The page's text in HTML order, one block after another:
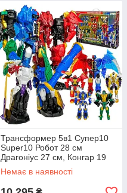
Трансформер 5в1 Супер10
Super10 Робот 28 см
Драгоніус 27 см, Конгар 19
см, Вайтхорн 19 см Ректор 19
см Тиранус 20 см
Немає в наявності